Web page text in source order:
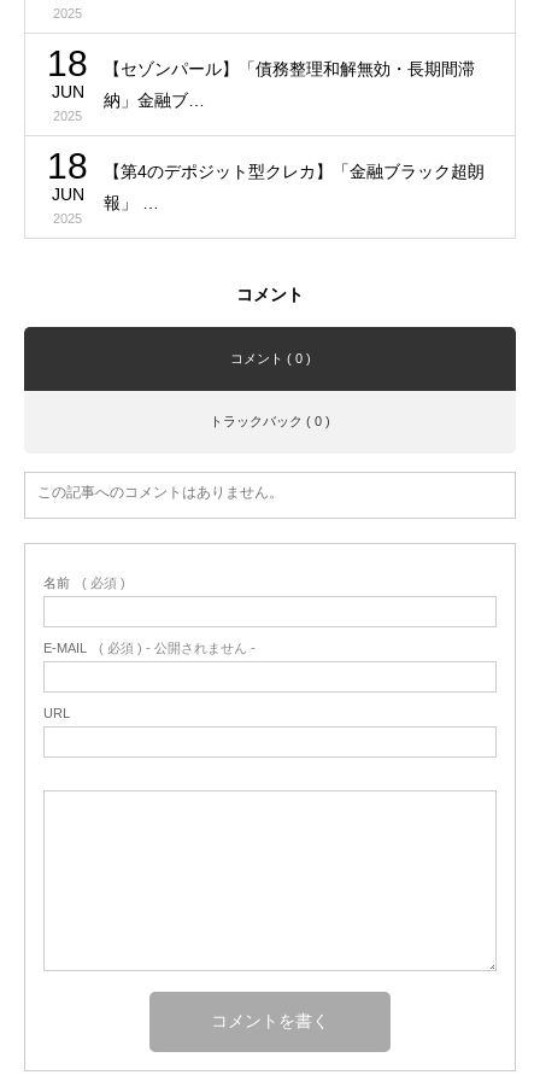
2025
18
JUN
2025
【セゾンパール】「債務整理和解無効・長期間滞
納」金融ブ…
18
JUN
2025
【第4のデポジット型クレカ】「金融ブラック超朗
報」 …
コメント
コメント ( 0 )
トラックバック ( 0 )
この記事へのコメントはありません。
名前 ( 必須 )
E-MAIL ( 必須 ) - 公開されません -
URL